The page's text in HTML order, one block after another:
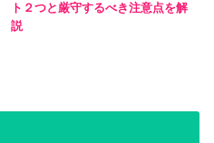
ト２つと厳守するべき注意点を解
説